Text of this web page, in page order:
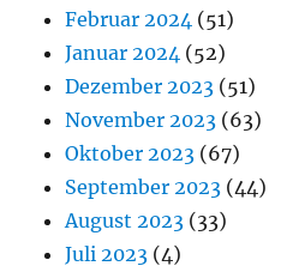
Februar 2024 (51)
Januar 2024 (52)
Dezember 2023 (51)
November 2023 (63)
Oktober 2023 (67)
September 2023 (44)
August 2023 (33)
Juli 2023 (4)